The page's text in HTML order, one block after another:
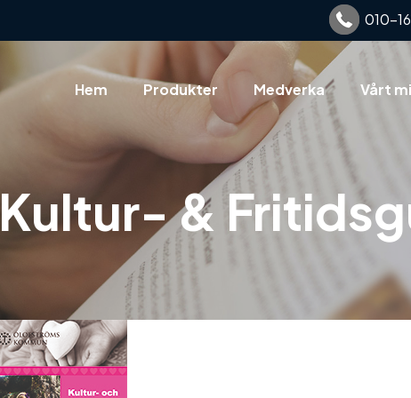
010-
Hem Produkter Medverka Vårt
&